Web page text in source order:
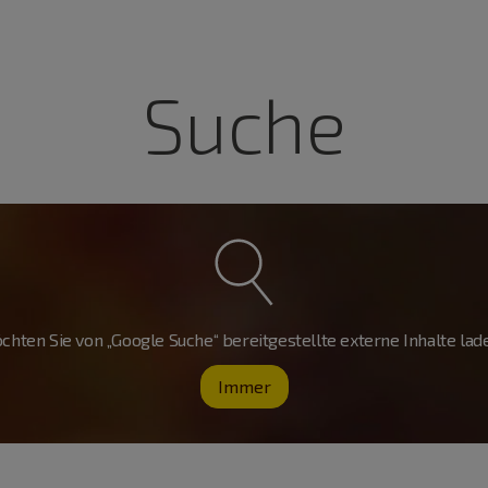
Suche
Sie von „Google Suche“ bereitgestellte externe Inhalte
Immer